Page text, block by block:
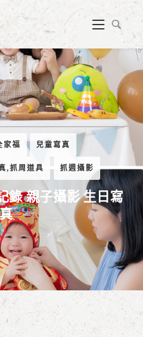
福 兒童寫真
,抓周道具 抓週攝影
錄 親子攝影 生日寫
真